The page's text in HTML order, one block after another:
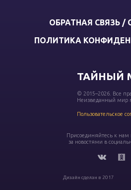
ОБРАТНАЯ СВЯЗЬ /
ПОЛИТИКА
ТАЙНЫЙ
© 2015–2026. Все
Неизведанный мир
Пользовательское
Присоединяйтесь к нам
за новостями в
Дизайн сделан в 2017